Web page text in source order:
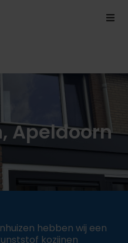
Apeldoorn
hebben wij een
kozijnen